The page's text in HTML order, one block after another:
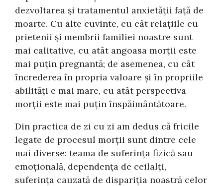
dezvoltarea şi tratamentul anxietăţii faţă de
moarte. Cu alte cuvinte, cu cât relaţiile cu
prietenii şi membrii familiei noastre sunt
mai calitative, cu atât angoasa morţii este
mai puţin pregnantă; de asemenea, cu cât
încrederea în propria valoare şi în propriile
abilităţi e mai mare, cu atât perspectiva
morţii este mai puţin înspăimântătoare.
Din practica de zi cu zi am dedus că fricile
legate de procesul morţii sunt dintre cele
mai diverse: teama de suferinţa fizică sau
emoţională, dependenţa de ceilalţi,
suferinţa cauzată de dispariţia noastră celor